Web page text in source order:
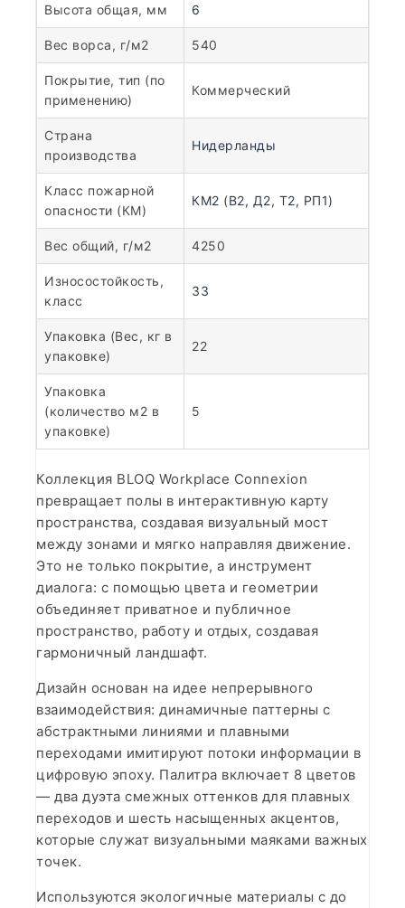
Высота общая, мм 6
Вес ворса, г/м2 540
Покрытие, тип (по
применению)
Коммерческий
Страна
производства
Нидерланды
Класс пожарной
опасности (КМ)
КМ2 (В2, Д2, Т2, РП1)
Вес общий, г/м2 4250
Износостойкость,
класс
33
Упаковка (Вес, кг в
упаковке)
22
Упаковка
(количество м2 в
упаковке)
5
Коллекция BLOQ Workplace Connexion
превращает полы в интерактивную карту
пространства, создавая визуальный мост
между зонами и мягко направляя движение.
Это не только покрытие, а инструмент
диалога: с помощью цвета и геометрии
объединяет приватное и публичное
пространство, работу и отдых, создавая
гармоничный ландшафт.
Дизайн основан на идее непрерывного
взаимодействия: динамичные паттерны с
абстрактными линиями и плавными
переходами имитируют потоки информации в
цифровую эпоху. Палитра включает 8 цветов
— два дуэта смежных оттенков для плавных
переходов и шесть насыщенных акцентов,
которые служат визуальными маяками важных
точек.
Используются экологичные материалы с до